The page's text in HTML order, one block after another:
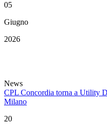
05
Giugno
2026
News
CPL Concordia torna a Utility
Milano
20